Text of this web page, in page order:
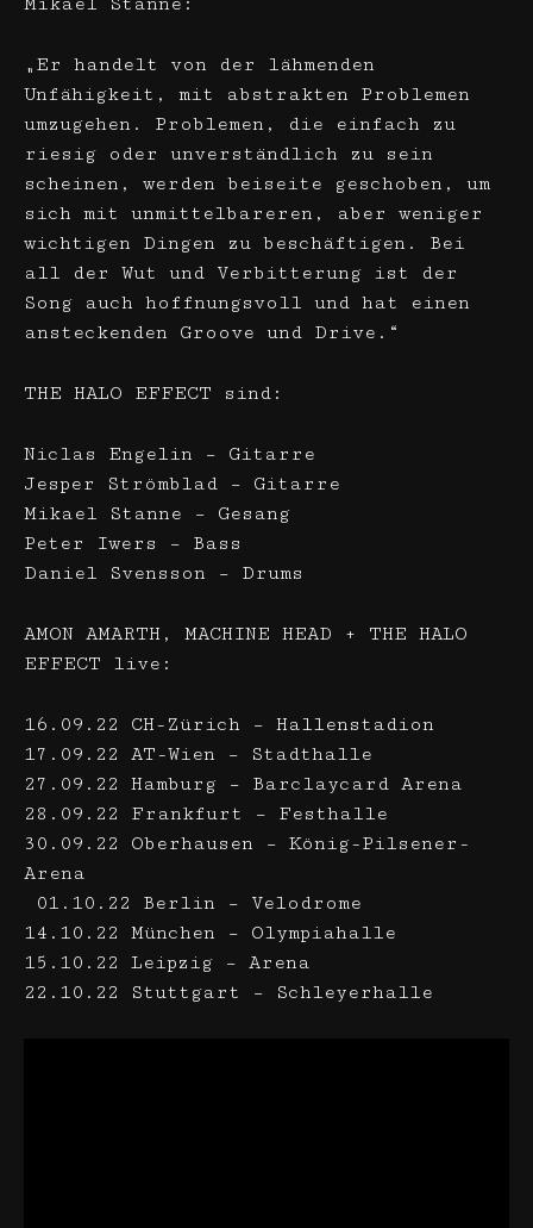
„Er handelt von der lähmenden
Unfähigkeit, mit abstrakten Problemen
umzugehen. Problemen, die einfach zu
riesig oder unverständlich zu sein
scheinen, werden beiseite geschoben, um
sich mit unmittelbareren, aber weniger
wichtigen Dingen zu beschäftigen. Bei
all der Wut und Verbitterung ist der
Song auch hoffnungsvoll und hat einen
ansteckenden Groove und Drive.“
THE HALO EFFECT sind:
Niclas Engelin – Gitarre
Jesper Strömblad – Gitarre
Mikael Stanne – Gesang
Peter Iwers – Bass
Daniel Svensson – Drums
AMON AMARTH, MACHINE HEAD + THE HALO
EFFECT live:
16.09.22 CH-Zürich – Hallenstadion
17.09.22 AT-Wien – Stadthalle
27.09.22 Hamburg – Barclaycard Arena
28.09.22 Frankfurt – Festhalle
30.09.22 Oberhausen – König-Pilsener-
Arena
01.10.22 Berlin – Velodrome
14.10.22 München – Olympiahalle
15.10.22 Leipzig – Arena
22.10.22 Stuttgart – Schleyerhalle